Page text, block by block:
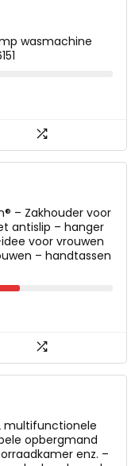
wasmachine
– Zakhouder voor
antislip – hanger
voor vrouwen
– handtassen
multifunctionele
opbergmand
enz. –